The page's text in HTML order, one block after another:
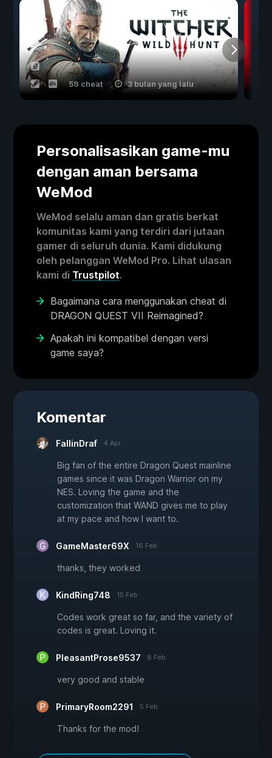
59 cheat 3 bulan yang lalu
Personalisasikan game-mu
dengan aman bersama
WeMod
WeMod selalu aman dan gratis berkat
komunitas kami yang terdiri dari jutaan
gamer di seluruh dunia. Kami didukung
oleh pelanggan WeMod Pro. Lihat ulasan
kami di Trustpilot.
Bagaimana cara menggunakan cheat di
DRAGON QUEST VII Reimagined?
Apakah ini kompatibel dengan versi
game saya?
Komentar
FallinDraf 4 Apr
Big fan of the entire Dragon Quest mainline
games since it was Dragon Warrior on my
NES. Loving the game and the
customization that WAND gives me to play
at my pace and how I want to.
GameMaster69X 16 Feb
thanks, they worked
KindRing748 15 Feb
Codes work great so far, and the variety of
codes is great. Loving it.
PleasantProse9537 8 Feb
very good and stable
PrimaryRoom2291 5 Feb
Thanks for the mod!